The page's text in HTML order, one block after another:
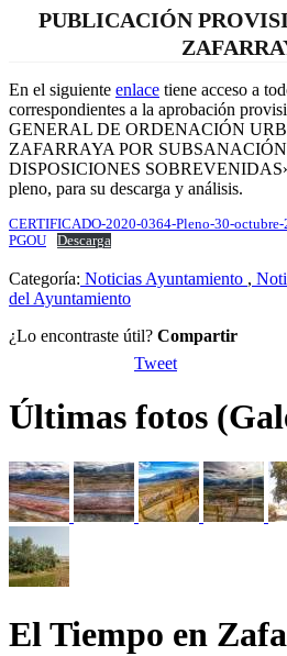
PUBLICACIÓN
En el siguiente enlace tiene acceso a
correspondientes a la aprobación
GENERAL DE ORDENACIÓN
ZAFARRAYA POR
DISPOSICIONES
pleno, para su descarga y análisis.
CERTIFICADO-2020-0364-Pleno-30-
PGOU
Descarga
Categoría: Noticias Ayuntamiento ,
del Ayuntamiento
¿Lo encontraste útil? Compartir
Tweet
Últimas fotos
El Tiempo en